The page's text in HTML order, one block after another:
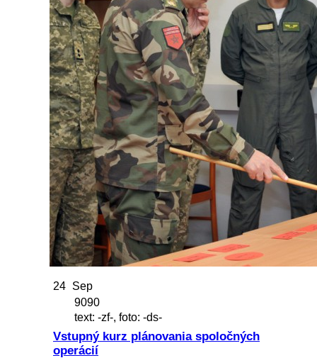
24 Sep
9090
text: -zf-, foto: -ds-
Vstupný kurz plánovania spoločných
operácií